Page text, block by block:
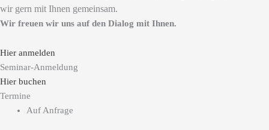
wir gern mit Ihnen gemeinsam.
Wir freuen wir uns auf den Dialog mit Ihnen.
Hier anmelden
Seminar-Anmeldung
Hier buchen
Termine
Auf Anfrage